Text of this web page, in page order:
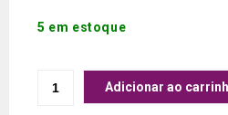
5 em estoque
Adicionar ao